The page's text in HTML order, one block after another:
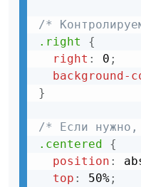
/*
.right
{
right : 0 ;
background-
}
/* Если нужно,
.centered
{
position :
top : 50%;